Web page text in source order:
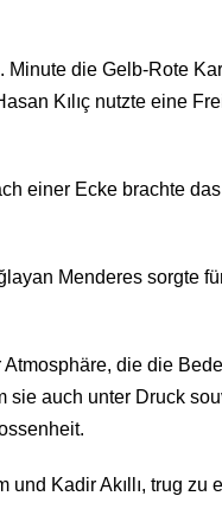
die Gelb-Rote
Kılıç nutzte eine
einer Ecke brachte
Menderes sorgte
die die
auch unter Druck
Kadir Akıllı, trug